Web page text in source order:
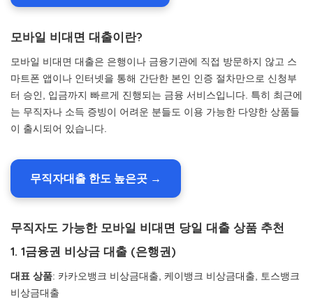
모바일 비대면 대출이란?
모바일 비대면 대출은 은행이나 금융기관에 직접 방문하지 않고 스
마트폰 앱이나 인터넷을 통해 간단한 본인 인증 절차만으로 신청부
터 승인, 입금까지 빠르게 진행되는 금융 서비스입니다. 특히 최근에
는 무직자나 소득 증빙이 어려운 분들도 이용 가능한 다양한 상품들
이 출시되어 있습니다.
무직자대출 한도 높은곳 →
무직자도 가능한 모바일 비대면 당일 대출 상품 추천
1. 1금융권 비상금 대출 (은행권)
대표 상품: 카카오뱅크 비상금대출, 케이뱅크 비상금대출, 토스뱅크
비상금대출